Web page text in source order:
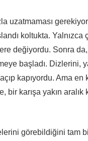
uzatmaması
koltukta. Yalnızca
değiyordu. Sonra da,
başladı. Dizlerini,
kapıyordu. Ama en
bir karışa yakın aralık
görebildiğini tam